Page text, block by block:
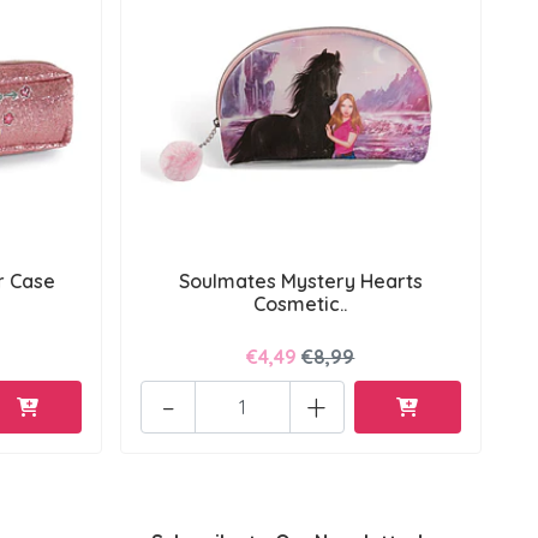
Case
Soulmates Mystery Hearts
Cosmetic..
€4,49 €8,99
+
-